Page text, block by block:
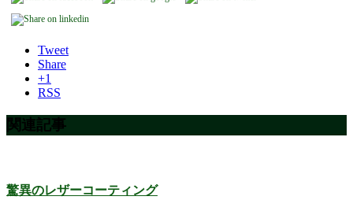
Tweet
Share
+1
RSS
関連記事
驚異のレザーコーティング